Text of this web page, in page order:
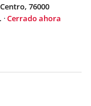
76000
·Cerrado ahora